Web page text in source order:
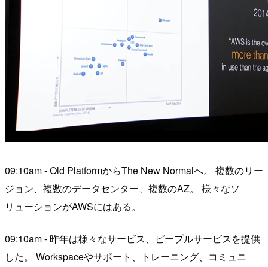
09:10am - Old PlatformからThe New Normalへ。 複数のリー
ジョン、複数のデータセンター、複数のAZ。 様々なソ
リューションがAWSにはある。
09:10am - 昨年は様々なサービス、ピープルサービスを提供
した。 Workspaceやサポート、トレーニング、コミュニ